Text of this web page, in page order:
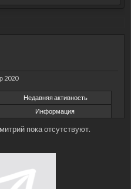
2020
Недавняя активность
Информация
пока отсутствуют.